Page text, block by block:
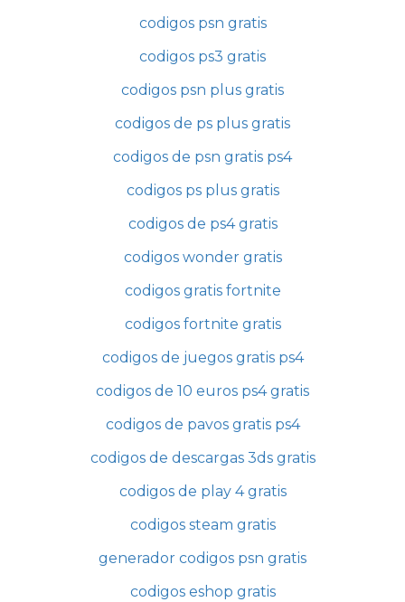
codigos psn gratis
codigos ps3 gratis
codigos psn plus gratis
codigos de ps plus gratis
codigos de psn gratis ps4
codigos ps plus gratis
codigos de ps4 gratis
codigos wonder gratis
codigos gratis fortnite
codigos fortnite gratis
codigos de juegos gratis ps4
codigos de 10 euros ps4 gratis
codigos de pavos gratis ps4
codigos de descargas 3ds gratis
codigos de play 4 gratis
codigos steam gratis
generador codigos psn gratis
codigos eshop gratis